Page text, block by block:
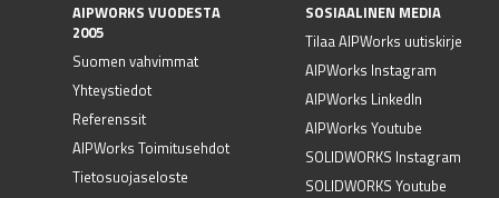
AIPWORKS VUODESTA
2005
Suomen vahvimmat
Yhteystiedot
Referenssit
AIPWorks Toimitusehdot
Tietosuojaseloste
SOSIAALINEN MEDIA
Tilaa AIPWorks uutiskirje
AIPWorks Instagram
AIPWorks LinkedIn
AIPWorks Youtube
SOLIDWORKS Instagram
SOLIDWORKS Youtube